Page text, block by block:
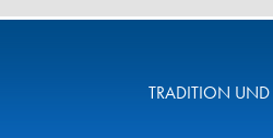
TRADITION UND